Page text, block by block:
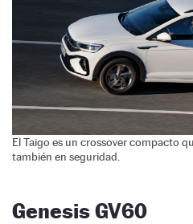
El Taigo es un crossover compacto
también en seguridad.
Genesis GV60